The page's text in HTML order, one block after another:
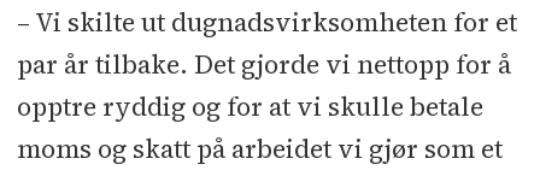
– Vi skilte ut dugnadsvirksomheten for et
par år tilbake. Det gjorde vi nettopp for å
opptre ryddig og for at vi skulle betale
moms og skatt på arbeidet vi gjør som et